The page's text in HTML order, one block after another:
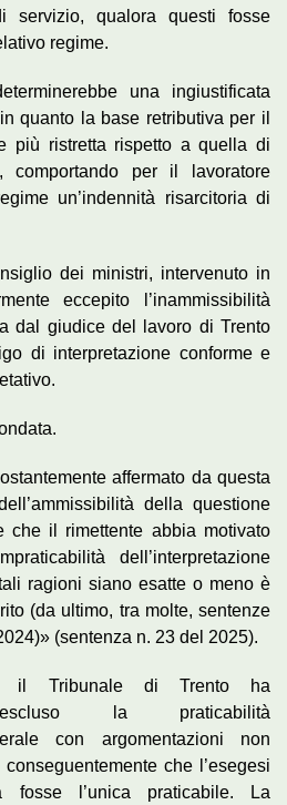
servizio, qualora questi fosse
regime.
una ingiustificata
quanto la base retributiva per il
più ristretta rispetto a quella di
comportando per il lavoratore
un’indennità risarcitoria di
dei ministri, intervenuto in
eccepito l’inammissibilità
dal giudice del lavoro di Trento
di interpretazione conforme e
affermato da questa
della questione
che il rimettente abbia motivato
dell’interpretazione
ragioni siano esatte o meno è
(da ultimo, tra molte, sentenze
(sentenza n. 23 del 2025).
il Tribunale di Trento ha
escluso la praticabilità
con argomentazioni non
che l’esegesi
fosse l’unica praticabile. La